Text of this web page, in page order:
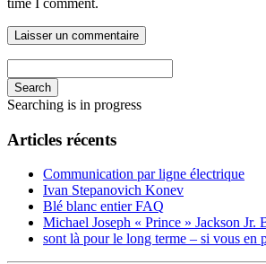
time I comment.
Search
Searching is in progress
Articles récents
Communication par ligne électrique
Ivan Stepanovich Konev
Blé blanc entier FAQ
Michael Joseph « Prince » Jackson Jr.
sont là pour le long terme – si vous en